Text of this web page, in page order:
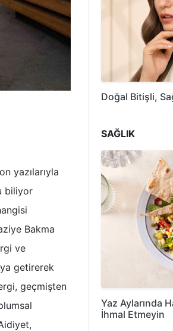
yazılarıyla
biliyor
Bakma
ve
getirerek
geçmişten
Doğal Bitişli,
SAĞLIK
Yaz Aylarında
İhmal Etmeyin